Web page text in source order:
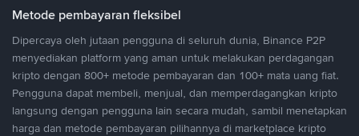
Metode pembayaran fleksibel
Dipercaya oleh jutaan pengguna di seluruh dunia, Binance P2P
menyediakan platform yang aman untuk melakukan perdagangan
kripto dengan 800+ metode pembayaran dan 100+ mata uang fiat.
Pengguna dapat membeli, menjual, dan memperdagangkan kripto
langsung dengan pengguna lain secara mudah, sambil menetapkan
harga dan metode pembayaran pilihannya di marketplace kripto